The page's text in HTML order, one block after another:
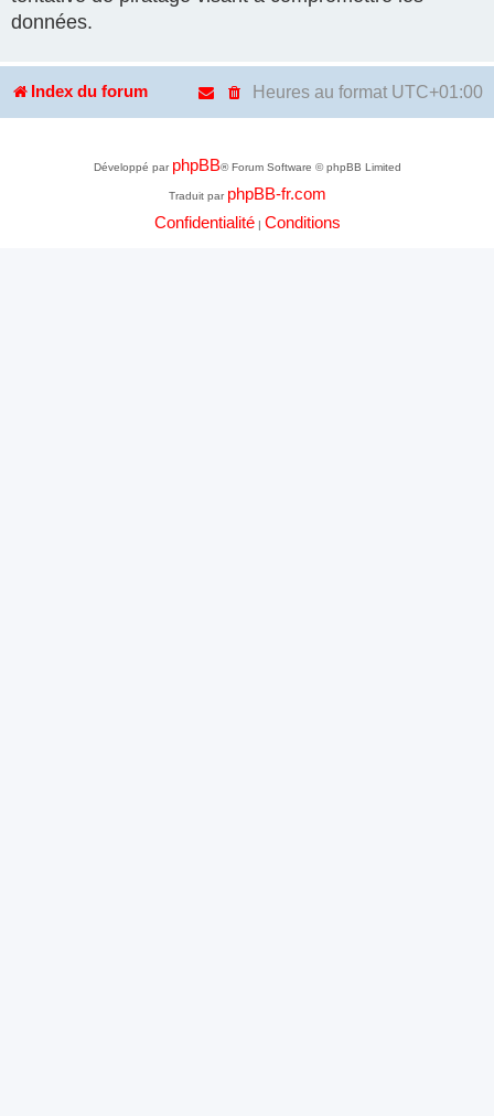
données.
Index du forum Heures au format UTC+01:00
Développé par phpBB® Forum Software © phpBB Limited
Traduit par phpBB-fr.com
Confidentialité| Conditions